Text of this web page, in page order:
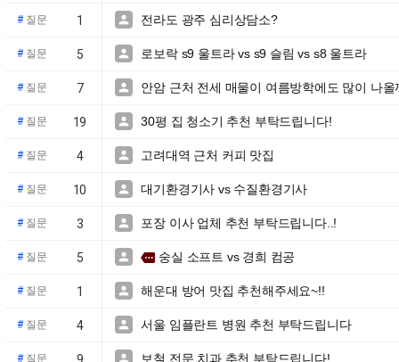
#질문 1  전라도 광주 심리상담소?
#질문 5  로보락 s9 울트라 vs s9 슬림 vs s8 울트라
#질문 7  안암 근처 전세 매물이 여름방학에도 많이 나올
#질문 19  30평 집 청소기 추천 부탁드립니다!
#질문 4  고려대역 근처 커피 맛집
#질문 10  대기환경기사 vs 수질환경기사
#질문 3  포장 이사 업체 추천 부탁드립니다..!
#질문 5  more 숭실 소프트 vs 경희 컴공
#질문 1  해운대 방어 맛집 추천해주세요~!!
#질문 4  서울 임플란트 병원 추천 부탁드립니다
#질문  보철 전문 치과 추천 부탁드립니다!